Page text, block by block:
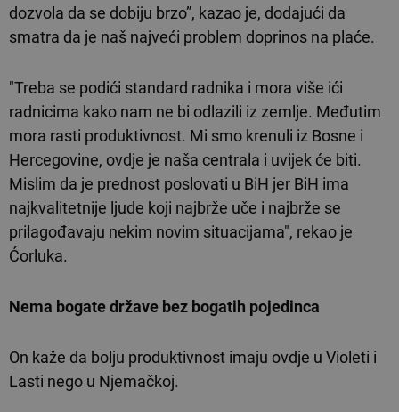
dozvola da se dobiju brzo”, kazao je, dodajući da
smatra da je naš najveći problem doprinos na plaće.
"Treba se podići standard radnika i mora više ići
radnicima kako nam ne bi odlazili iz zemlje. Međutim
mora rasti produktivnost. Mi smo krenuli iz Bosne i
Hercegovine, ovdje je naša centrala i uvijek će biti.
Mislim da je prednost poslovati u BiH jer BiH ima
najkvalitetnije ljude koji najbrže uče i najbrže se
prilagođavaju nekim novim situacijama", rekao je
Ćorluka.
Nema bogate države bez bogatih pojedinca
On kaže da bolju produktivnost imaju ovdje u Violeti i
Lasti nego u Njemačkoj.